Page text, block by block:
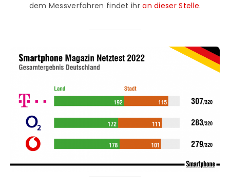
dem Messverfahren findet ihran dieser Stelle.